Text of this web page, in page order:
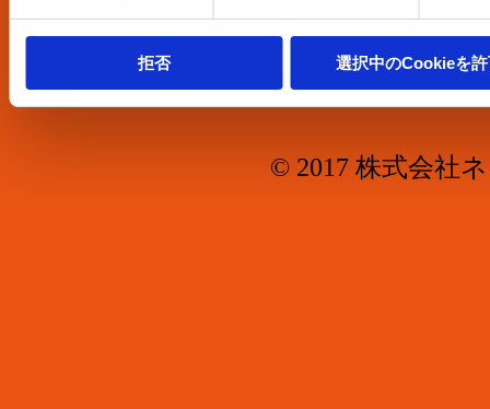
We work with 5 third partieswho
information.
拒否 選択中のCookieを
お問合せ
© 2017 株式会社